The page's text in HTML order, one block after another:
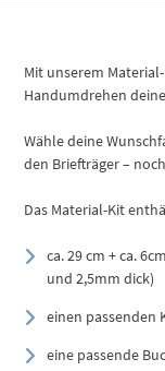
Mit unserem
Handumdrehen
Wähle deine
den Briefträger –
Das Material-Kit
ca. 29 cm + ca.
und 2,5mm dick)
einen passenden
eine passende